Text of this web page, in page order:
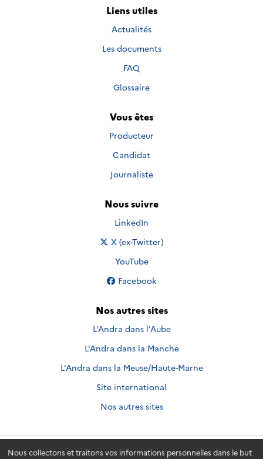
Nous collectons et traitons vos informations personnelles dans le but
Liens utiles
Actualités
Les documents
FAQ
Glossaire
Vous êtes
Producteur
Candidat
Journaliste
Nous suivre
Nous suivre sur
LinkedIn
Nous suivre sur
X (ex-Twitter)
Nous suivre sur
YouTube
Nous suivre sur
Facebook
Nos autres sites
L'Andra dans l'Aube
L'Andra dans la Manche
L'Andra dans la Meuse/Haute-Marne
Site international
Nos autres sites
Andra.fr © 2026 - Andra. Tous droits réservés.